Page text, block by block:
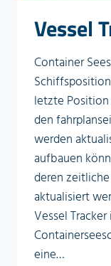
Vessel
Container
letzte
den
werden
aufbauen
deren
aktualisiert
Vessel
eine…